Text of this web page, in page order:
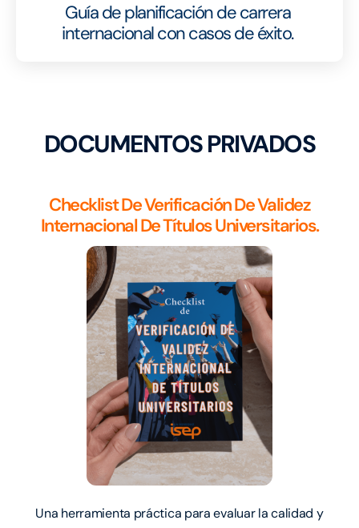
Guía de planificación de carrera
internacional con casos de éxito.
DOCUMENTOS PRIVADOS
Checklist De Verificación De Validez
Internacional De Títulos Universitarios.
Una herramienta práctica para evaluar la calidad y